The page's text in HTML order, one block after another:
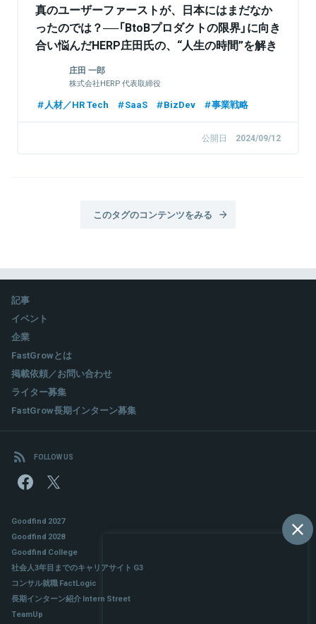
真のユーザーファーストが、日本にはまだなか
ったのでは？──「BtoBプロダクトの限界」に向き
合い悩んだHERP庄田氏の、“人生の時間”を解き
放つコンパウンドHR戦略
庄田 一郎
株式会社HERP 代表取締役
人材／HR Tech SaaS BizDev 事業戦略
公開日 2024/09/12
このタグのコンテンツをみる
記事
イベント
企業
FastGrowとは
掲載依頼／お問い合わせ
ライター募集
FastGrow長期インターン募集
FOLLOW US
Goodfind 2027
Goodfind 2028
Goodfind College
社会人3年目までのキャリアサイト G3
コンサル就職 FactLogic
長期インターン紹介 Intern Street
TeamUp